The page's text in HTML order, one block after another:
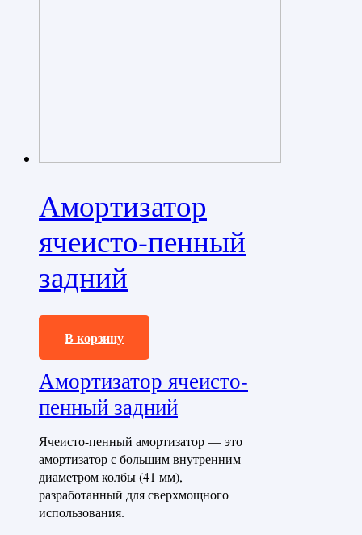
Амортизатор
ячеисто-пенный
задний
18500,0₽
В корзину
Амортизатор ячеисто-
пенный задний
Ячеисто-пенный амортизатор — это
амортизатор с большим внутренним
диаметром колбы (41 мм),
разработанный для сверхмощного
использования.